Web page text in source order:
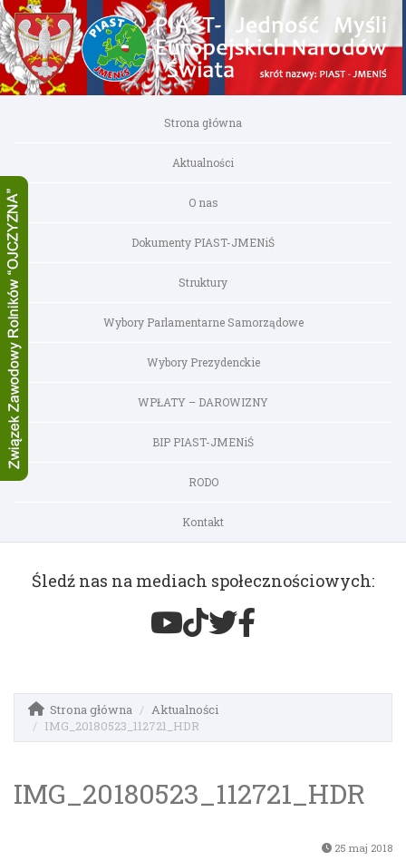
Strona główna
Aktualności
O nas
Dokumenty PIAST-JMENiŚ
Struktury
Wybory Parlamentarne Samorządowe
Wybory Prezydenckie
WPŁATY – DAROWIZNY
BIP PIAST-JMENiŚ
RODO
Kontakt
Śledź nas na mediach społecznościowych:
Strona główna
Aktualności
IMG_20180523_112721_HDR
IMG_20180523_112721_HDR
25 maj 2018